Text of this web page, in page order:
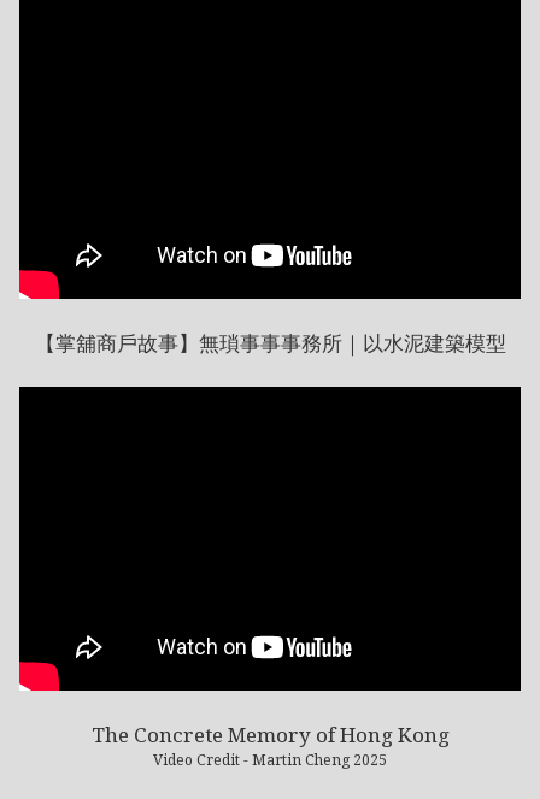
【掌舖商戶故事】無瑣事事事務所｜以水泥建築模型
The Concrete Memory of Hong Kong
Video Credit - Martin Cheng 2025